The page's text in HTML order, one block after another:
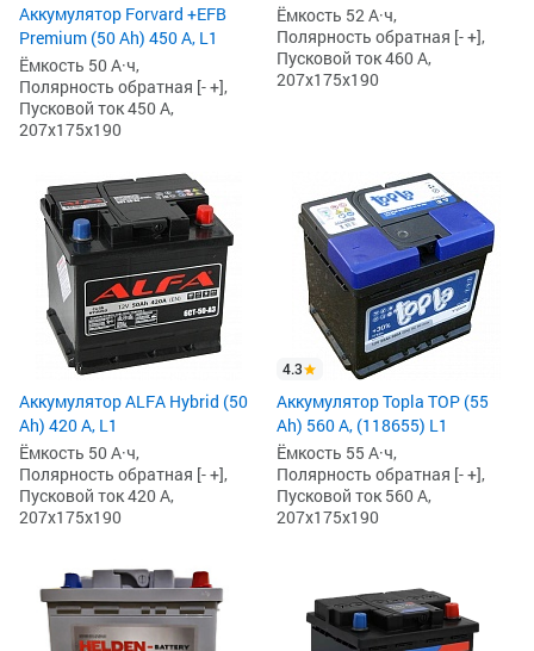
Аккумулятор Forvard +EFB
Premium (50 Ah) 450 А, L1
Ёмкость 50 А·ч,
Полярность обратная [- +],
Пусковой ток 450 А,
207x175x190
Ёмкость 52 А·ч,
Полярность обратная [- +],
Пусковой ток 460 А,
207x175x190
Аккумулятор ALFA Hybrid (50
Ah) 420 А, L1
Ёмкость 50 А·ч,
Полярность обратная [- +],
Пусковой ток 420 А,
207x175x190
4.3
Аккумулятор Topla TOP (55
Ah) 560 А, (118655) L1
Ёмкость 55 А·ч,
Полярность обратная [- +],
Пусковой ток 560 А,
207x175x190